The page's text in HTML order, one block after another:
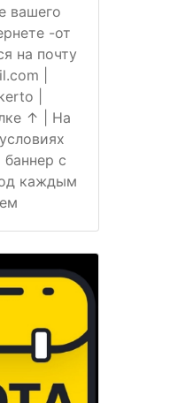
вашего
-от
на почту
|
|
↑ | На
с
каждым